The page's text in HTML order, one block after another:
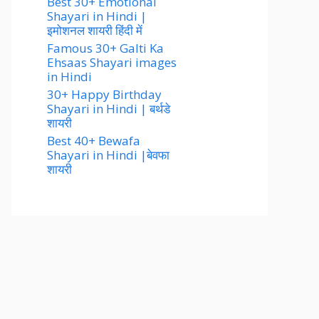
Shayari in Hindi |
इमोशनल शायरी हिंदी में
Famous 30+ Galti Ka
Ehsaas Shayari images
in Hindi
30+ Happy Birthday
Shayari in Hindi | बर्थडे
शायरी
Best 40+ Bewafa
Shayari in Hindi |बेवफा
शायरी